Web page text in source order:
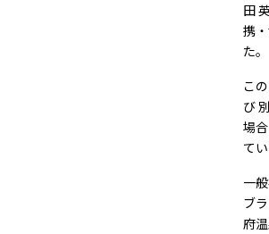
田
携
た。
こ
び
場
て
一
ブ
府